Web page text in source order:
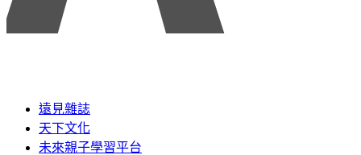
遠見雜誌
天下文化
未來親子學習平台